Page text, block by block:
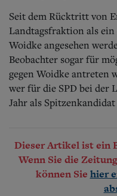
Seit dem Rücktritt von
Landtagsfraktion als
Woidke angesehen
Beobachter sogar für
gegen Woidke antreten
wer für die SPD bei der
Jahr als
Dieser Artikel ist ein
Wenn Sie die
können Sie hier